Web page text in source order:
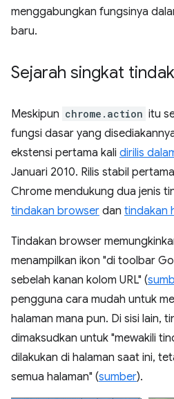
menggabungkan fungsinya
baru.
Sejarah singkat
Meskipun chrome.action itu
fungsi dasar yang
ekstensi pertama kali dirilis
Januari 2010. Rilis stabil
Chrome mendukung dua jenis
tindakan browser dan tindakan
Tindakan browser
menampilkan ikon "di toolbar
sebelah kanan kolom URL" (
pengguna cara mudah untuk
halaman mana pun. Di sisi lain,
dimaksudkan untuk "mewakili
dilakukan di halaman saat ini,
semua halaman" (sumber).